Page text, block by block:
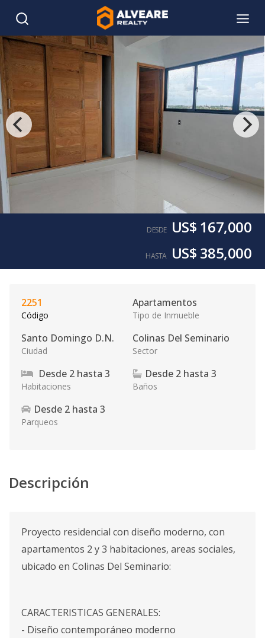
DESDE US$ 167,000
HASTA US$ 385,000
2251
Código
Apartamentos
Tipo de Inmueble
Santo Domingo D.N.
Ciudad
Colinas Del Seminario
Sector
Desde 2 hasta 3
Habitaciones
Desde 2 hasta 3
Baños
Desde 2 hasta 3
Parqueos
Descripción
Proyecto residencial con diseño moderno, con
apartamentos 2 y 3 habitaciones, areas sociales,
ubicado en Colinas Del Seminario:
CARACTERISTICAS GENERALES:
- Diseño contemporáneo moderno